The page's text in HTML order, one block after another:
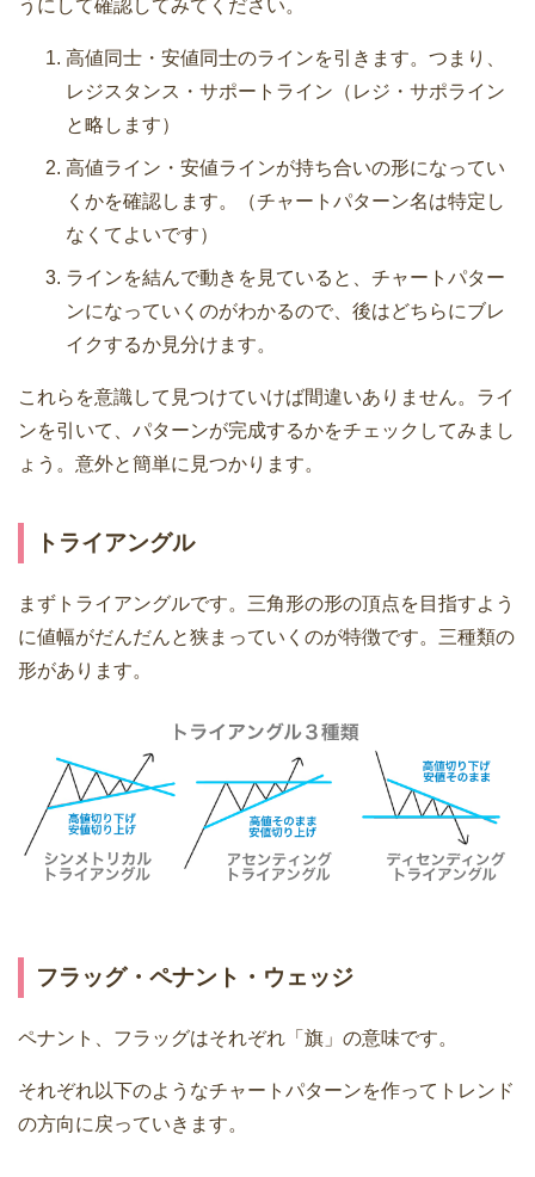
うにして確認してみてください。
高値同士・安値同士のラインを引きます。つまり、
レジスタンス・サポートライン（レジ・サポライン
と略します）
高値ライン・安値ラインが持ち合いの形になってい
くかを確認します。（チャートパターン名は特定し
なくてよいです）
ラインを結んで動きを見ていると、チャートパター
ンになっていくのがわかるので、後はどちらにブレ
イクするか見分けます。
これらを意識して見つけていけば間違いありません。ライ
ンを引いて、パターンが完成するかをチェックしてみまし
ょう。意外と簡単に見つかります。
トライアングル
まずトライアングルです。三角形の形の頂点を目指すよう
に値幅がだんだんと狭まっていくのが特徴です。三種類の
形があります。
フラッグ・ペナント・ウェッジ
ペナント、フラッグはそれぞれ「旗」の意味です。
それぞれ以下のようなチャートパターンを作ってトレンド
の方向に戻っていきます。